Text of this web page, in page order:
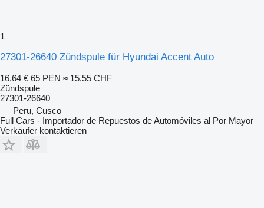
1
27301-26640 Zündspule für Hyundai Accent Auto
16,64 € 65 PEN ≈ 15,55 CHF
Zündspule
27301-26640
Peru, Cusco
Full Cars - Importador de Repuestos de Automóviles al Por Mayor
Verkäufer kontaktieren